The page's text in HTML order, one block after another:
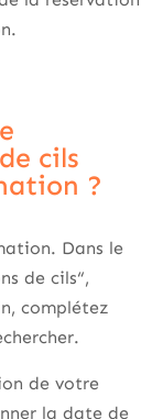
cils
?
Dans le
de cils“,
complétez
de votre
la date de